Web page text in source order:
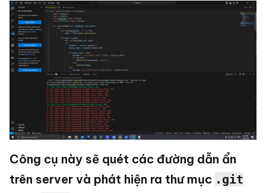
Công cụ này sẽ quét các đường dẫn ẩn
trên server và phát hiện ra thư mục .git